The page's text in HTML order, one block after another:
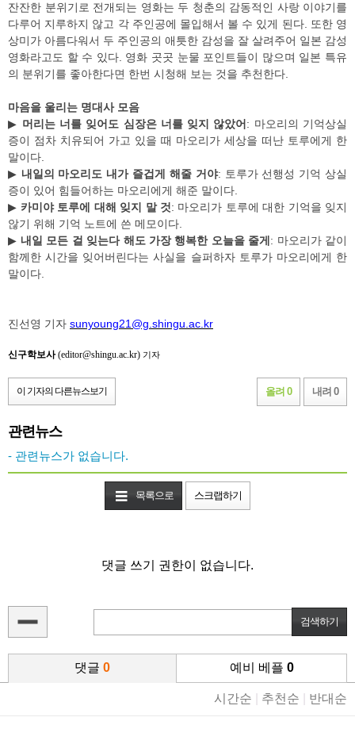
잔잔한 분위기로 전개되는 영화는 두 청춘의 감동적인 사랑 이야기를
다루어 지루하지 않고 각 주인공에 몰입해서 볼 수 있게 된다. 또한 영
상미가 아름다워서 두 주인공의 애틋한 감성을 잘 살려주어 일본 감성
영화라고도 할 수 있다. 영화 곳곳 눈물 포인트들이 많으며 일본 특유
의 분위기를 좋아한다면 한번 시청해 보는 것을 추천한다.
마음을 울리는 명대사 모음
▶ 머리는 너를 잊어도 심장은 너를 잊지 않았어 : 마오리의 기억상실
증이 점차 치유되어 가고 있을 때 마오리가 세상을 떠난 토루에게 한
말이다.
▶ 내일의 마오리도 내가 즐겁게 해줄 거야: 토루가 선행성 기억 상실
증이 있어 힘들어하는 마오리에게 해준 말이다.
▶ 카미야 토루에 대해 잊지 말 것: 마오리가 토루에 대한 기억을 잊지
않기 위해 기억 노트에 쓴 메모이다.
▶ 내일 모든 걸 잊는다 해도 가장 행복한 오늘을 줄게 : 마오리가 같이
함께한 시간을 잊어버린다는 사실을 슬퍼하자 토루가 마오리에게 한
말이다.
진선영 기자 sunyoung21@g.shingu.ac.kr
신구학보사(editor@shingu.ac.kr) 기자
이 기자의 다른뉴스보기 올려 0 내려 0
관련뉴스
- 관련뉴스가 없습니다.
목록으로 스크랩하기
댓글 쓰기 권한이 없습니다.
댓글 0 예비 베플 0
시간순 추천순 반대순